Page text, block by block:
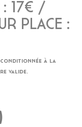
: 17€ /
PLACE :
à la
valide.